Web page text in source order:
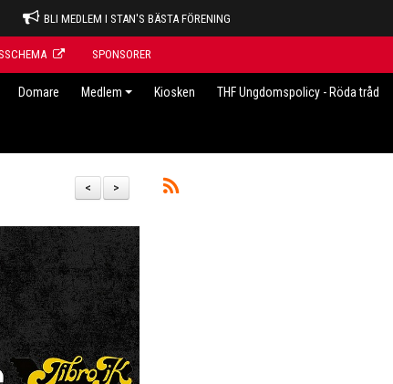
BLI MEDLEM I STAN'S BÄSTA FÖRENING
SPONSORER
Domare Medlem Kiosken THF Ungdomspolicy - Röda tråd
>
<